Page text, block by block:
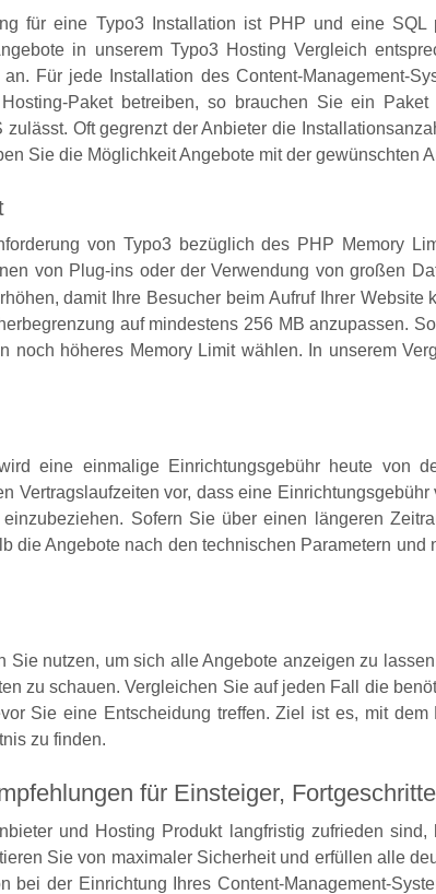
für eine Typo3 Installation ist PHP und eine
in unserem Typo3 Hosting Vergleich
Für jede Installation des Content-Management-
Paket betreiben, so brauchen Sie ein
zulässt. Oft gegrenzt der Anbieter die
Sie die Möglichkeit Angebote mit der gewünschten
von Typo3 bezüglich des PHP Memory
von Plug-ins oder der Verwendung von großen
damit Ihre Besucher beim Aufruf Ihrer
auf mindestens 256 MB anzupassen.
noch höheres Memory Limit wählen. In unserem
eine einmalige Einrichtungsgebühr heute von
Vertragslaufzeiten vor, dass eine
Sofern Sie über einen längeren
die Angebote nach den technischen Parametern
Sie nutzen, um sich alle Angebote anzeigen zu
zu schauen. Vergleichen Sie auf jeden Fall die
Sie eine Entscheidung treffen. Ziel ist es, mit
zu finden.
für Einsteiger,
und Hosting Produkt langfristig zufrieden
Sie von maximaler Sicherheit und erfüllen alle
bei der Einrichtung Ihres Content-Management-